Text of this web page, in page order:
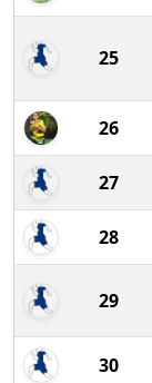
25
26
27
28
29
30